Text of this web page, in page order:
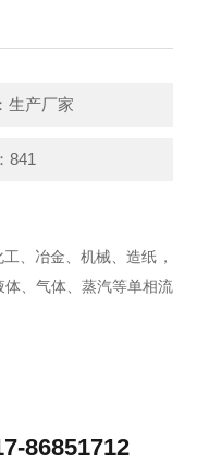
生产厂家
841
、冶金、机械、造纸，
、气体、蒸汽等单相流
86851712